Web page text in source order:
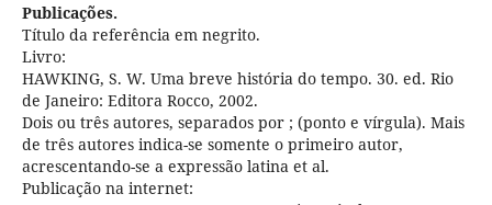
Publicações.
Título da referência em negrito.
Livro:
HAWKING, S. W. Uma breve história do tempo. 30. ed. Rio
de Janeiro: Editora Rocco, 2002.
Dois ou três autores, separados por ; (ponto e vírgula). Mais
de três autores indica-se somente o primeiro autor,
acrescentando-se a expressão latina et al.
Publicação na internet: